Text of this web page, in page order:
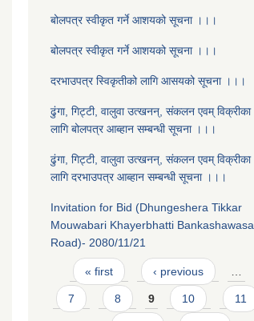
बोलपत्र स्वीकृत गर्ने आशयको सूचना ।।।
बोलपत्र स्वीकृत गर्ने आशयको सूचना ।।।
दरभाउपत्र स्विकृतीको लागि आसयको सूचना ।।।
ढुंगा, गिट्टी, वालुवा उत्खनन्, संकलन एवम् विक्रीका
लागि बोलपत्र आब्हान सम्बन्धी सूचना ।।।
ढुंगा, गिट्टी, वालुवा उत्खनन्, संकलन एवम् विक्रीका
लागि दरभाउपत्र आब्हान सम्बन्धी सूचना ।।।
Invitation for Bid (Dhungeshera Tikkar
Mouwabari Khayerbhatti Bankashawasa
Road)- 2080/11/21
Pages
« first ‹ previous
7 8 9 10 11